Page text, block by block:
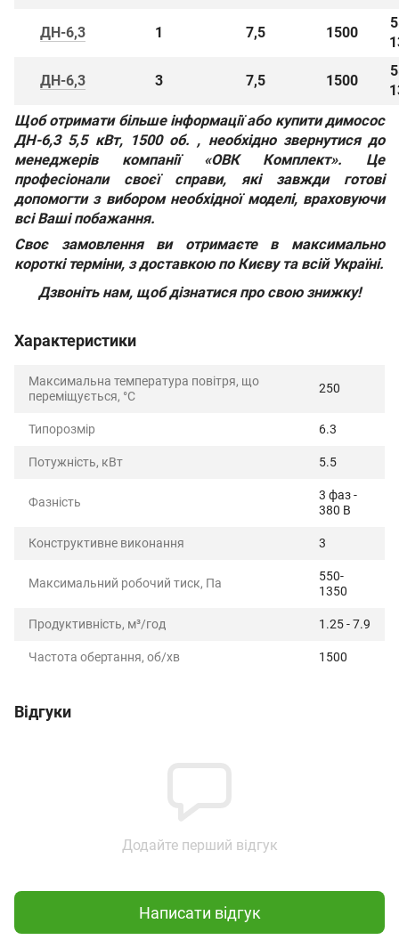
ДН-6,3 1 7,5 1500
ДН-6,3 3 7,5 1500
Щоб отримати більше інформації або купити димосос
ДН-6,3 5,5 кВт, 1500 об. , необхідно звернутися до
менеджерів компанії «ОВК Комплект». Це
професіонали своєї справи, які завжди готові
допомогти з вибором необхідної моделі, враховуючи
всі Ваші побажання.
Своє замовлення ви отримаєте в максимально
короткі терміни, з доставкою по Києву та всій Україні.
Дзвоніть нам, щоб дізнатися про свою знижку!
Характеристики
Максимальна температура повітря, що
переміщується, °C
250
Типорозмір 6.3
Потужність, кВт 5.5
Фазність
3 фаз -
380 В
Конструктивне виконання 3
Максимальний робочий тиск, Па
550-
1350
Продуктивність, м³/год 1.25 - 7.9
Частота обертання, об/хв 1500
Відгуки
Додайте перший відгук
Написати відгук